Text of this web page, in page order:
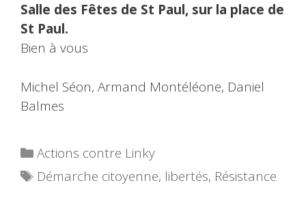
Salle des Fêtes de St Paul, sur la place de
St Paul.
Bien à vous
Michel Séon, Armand Montéléone, Daniel
Balmes
Catégories
Actions contre Linky
Étiquettes
Démarche citoyenne, libertés, Résistance